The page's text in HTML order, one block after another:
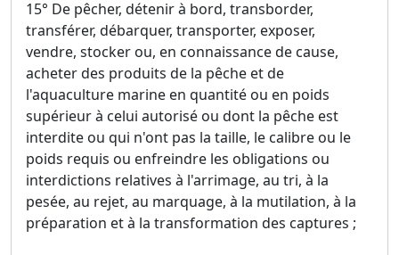
15° De pêcher, détenir à bord, transborder,
transférer, débarquer, transporter, exposer,
vendre, stocker ou, en connaissance de cause,
acheter des produits de la pêche et de
l'aquaculture marine en quantité ou en poids
supérieur à celui autorisé ou dont la pêche est
interdite ou qui n'ont pas la taille, le calibre ou le
poids requis ou enfreindre les obligations ou
interdictions relatives à l'arrimage, au tri, à la
pesée, au rejet, au marquage, à la mutilation, à la
préparation et à la transformation des captures ;